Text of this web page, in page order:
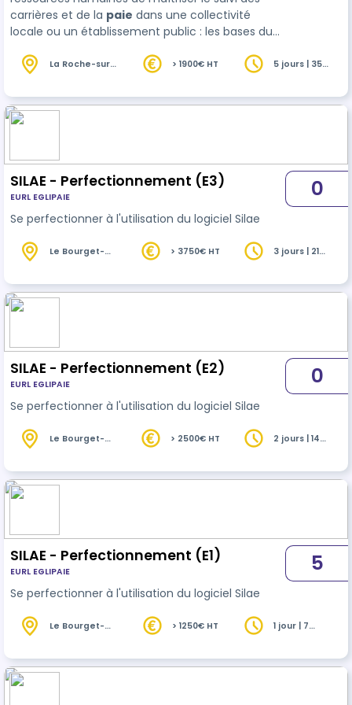
carrières et de la paie dans une collectivité
locale ou un établissement public : les bases du
territoriale, suivre et conseiller les agents et leur
des personnels …
La Roche-sur-
> 1900€ HT
5 jours | 35
SILAE - Perfectionnement (E3)
EURL EGLIPAIE
Se perfectionner à l'utilisation du logiciel Silae
0
Le Bourget-
> 3750€ HT
3 jours | 21
SILAE - Perfectionnement (E2)
EURL EGLIPAIE
Se perfectionner à l'utilisation du logiciel Silae
0
Le Bourget-
> 2500€ HT
2 jours | 14
SILAE - Perfectionnement (E1)
EURL EGLIPAIE
Se perfectionner à l'utilisation du logiciel Silae
5
Le Bourget-
> 1250€ HT
1 jour | 7